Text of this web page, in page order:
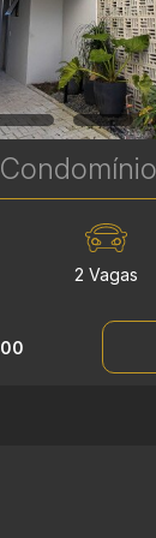
2 Vagas